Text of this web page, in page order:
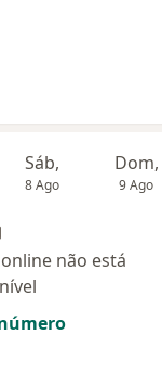
Sáb,
8 Ago
Dom,
9 Ago
não está